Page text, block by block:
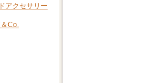
アクセサリー
Co.